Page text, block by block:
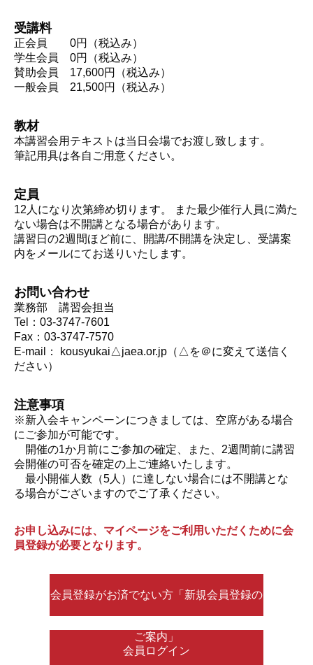
受講料
正会員 0円（税込み）
学生会員 0円（税込み）
賛助会員 17,600円（税込み）
一般会員 21,500円（税込み）
教材
本講習会用テキストは当日会場でお渡し致します。
筆記用具は各自ご用意ください。
定員
12人になり次第締め切ります。 また最少催行人員に満た
ない場合は不開講となる場合があります。
講習日の2週間ほど前に、開講/不開講を決定し、受講案
内をメールにてお送りいたします。
お問い合わせ
業務部 講習会担当
Tel：03-3747-7601
Fax：03-3747-7570
E-mail： kousyukai△jaea.or.jp（△を＠に変えて送信く
ださい）
注意事項
※新入会キャンペーンにつきましては、空席がある場合
にご参加が可能です。
開催の1か月前にご参加の確定、また、2週間前に講習
会開催の可否を確定の上ご連絡いたします。
最小開催人数（5人）に達しない場合には不開講とな
る場合がございますのでご了承ください。
お申し込みには、マイページをご利用いただくために会
員登録が必要となります。
会員登録がお済でない方「新規会員登録の
ご案内」
会員ログイン